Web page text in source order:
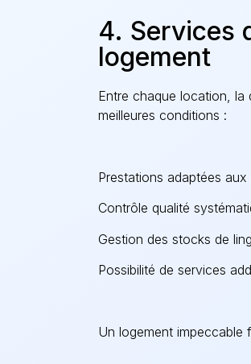
4. Services
logement
Entre chaque location, la
meilleures conditions :
Prestations adaptées
Contrôle qualité
Gestion des stocks de
Possibilité de services
Un logement impeccable